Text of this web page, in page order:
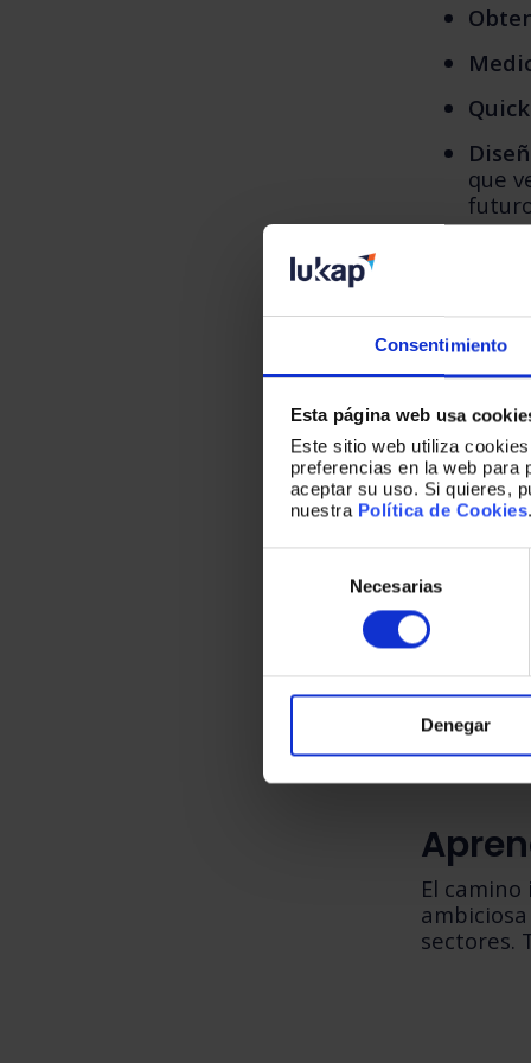
Consentimiento
Esta página web usa
Este sitio web utiliza
preferencias en la web para
aceptar su uso. Si quieres,
nuestra Política de Cookies.
Necesarias
Denegar
que
Este líder
a ser el
+
El
sectores.